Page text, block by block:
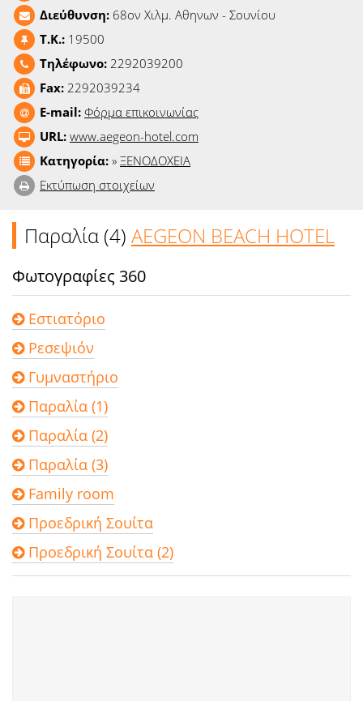
Βιβλία
Ειδήσεις
Παιχνίδια
Ραδιόφωνο
Ταινίες
Διεύθυνση: 68ον Χιλμ. Αθηνων - Σουνίου
T.K.: 19500
Τηλέφωνο: 2292039200
Fax: 2292039234
E-mail: Φόρμα επικοινωνίας
URL: www.aegeon-hotel.com
Κατηγορία: » ΞΕΝΟΔΟΧΕΙΑ
Εκτύπωση στοιχείων
Παραλία (4) AEGEON BEACH HOTEL
Φωτογραφίες 360
Εστιατόριο
Ρεσεψιόν
Γυμναστήριο
Παραλία (1)
Παραλία (2)
Παραλία (3)
Family room
Προεδρική Σουίτα
Προεδρική Σουίτα (2)